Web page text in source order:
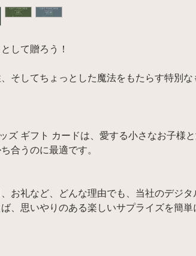
して贈ろう！
そしてちょっとした魔法をもたらす特別な
ズ ギフト カードは、愛する小さなお子様
合うのに最適です。
お礼など、どんな理由でも、当社のデジタ
、思いやりのある楽しいサプライズを簡単